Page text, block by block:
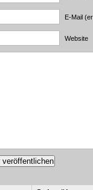
E-Mail
Website